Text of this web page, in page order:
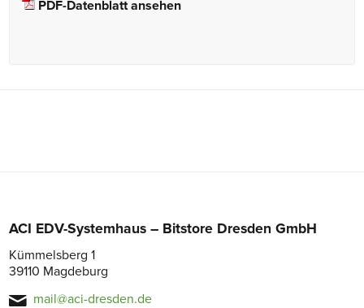
PDF-Datenblatt ansehen
ACI EDV-Systemhaus – Bitstore Dresden GmbH
Kümmelsberg 1
39110 Magdeburg
mail@aci-dresden.de